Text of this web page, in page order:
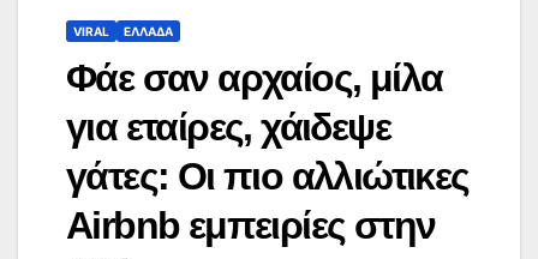
VIRAL ΕΛΛΑΔΑ
Φάε σαν αρχαίος, μίλα
για εταίρες, χάιδεψε
γάτες: Οι πιο αλλιώτικες
Airbnb εμπειρίες στην